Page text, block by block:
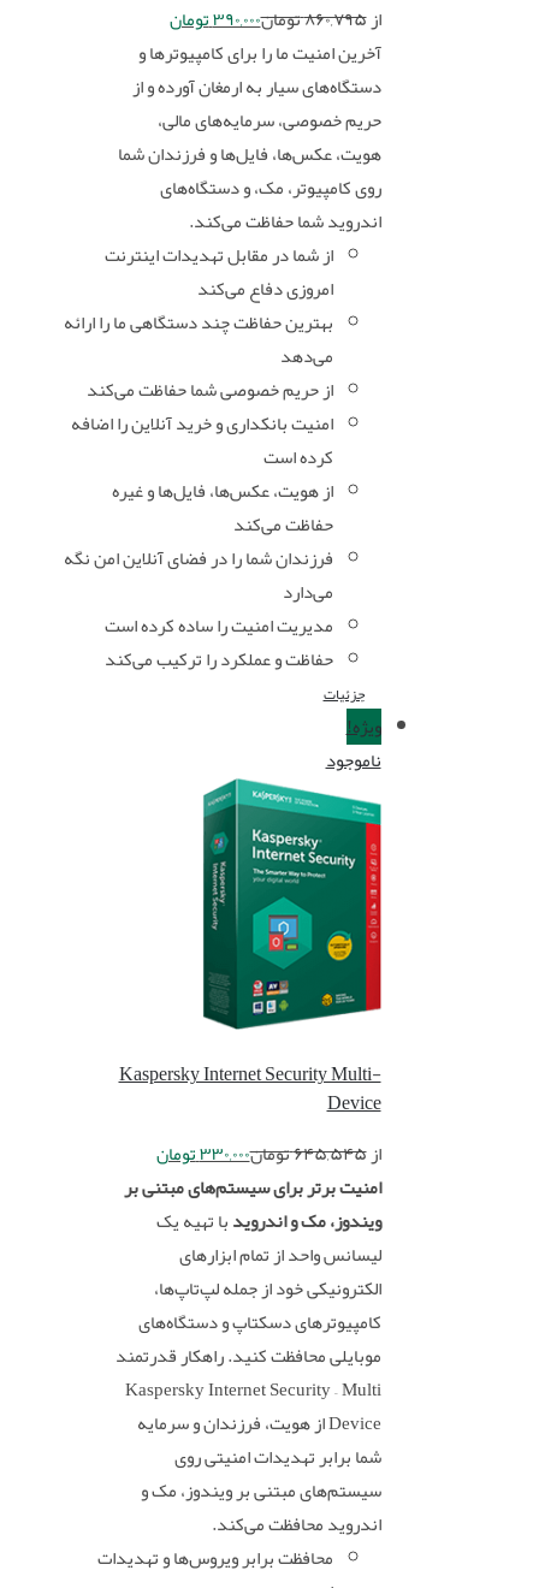
از۸۶۰,۷۹۵تومان۳۹۰,۰۰۰تومان
آخرین امنیت ما را برای کامپیوترها و
دستگاه‌های سیار به ارمغان آورده و از
حریم خصوصی، سرمایه‌های مالی،
هویت، عکس‌ها، فایل‌ها و فرزندان شما
روی کامپیوتر، مک، و دستگاه‌های
اندروید شما حفاظت می‌کند.
از شما در مقابل تهدیدات اینترنت
امروزی دفاع می‌کند
بهترین حفاظت چند دستگاهی ما را ارائه
می‌دهد
از حریم خصوصی شما حفاظت می‌کند
امنیت بانکداری و خرید آنلاین را اضافه
کرده است
از هویت، عکس‌ها، فایل‌ها و غیره
حفاظت می‌کند
فرزندان شما را در فضای آنلاین امن نگه
می‌دارد
مدیریت امنیت را ساده کرده است
حفاظت و عملکرد را ترکیب می‌کند
جزئیات
ویژه!
ناموجود
Kaspersky Internet Security Multi-
Device
از۶۴۵,۵۴۵تومان۳۳۰,۰۰۰تومان
امنیت برتر برای سیستم‌های مبتنی بر
ویندوز، مک و اندرویدبا تهیه یک
لیسانس واحد از تمام ابزارهای
الکترونیکی خود از جمله لپ‌تاپ‌ها،
کامپیوترهای دسکتاپ و دستگاه‌های
موبایلی محافظت کنید. راهکار قدرتمند
Kaspersky Internet Security – Multi
Device از هویت، فرزندان و سرمایه
شما برابر تهدیدات امنیتی روی
سیستم‌های مبتنی بر ویندوز، مک و
اندروید محافظت می‌کند.
محافظت برابر ویروس‌ها و تهدیدات